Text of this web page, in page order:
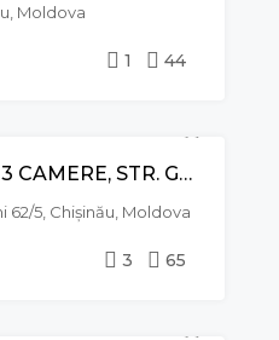
Moldova
1 44
VÂNZARE EXCLUSIVEAPARTAMENT CU 3 CAMERE, STR. GHEORGHE ASACHI, TELECENTRU
62/5, Chișinău, Moldova
3 65